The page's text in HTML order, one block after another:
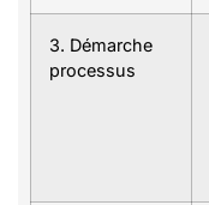
3. Démarche
processus